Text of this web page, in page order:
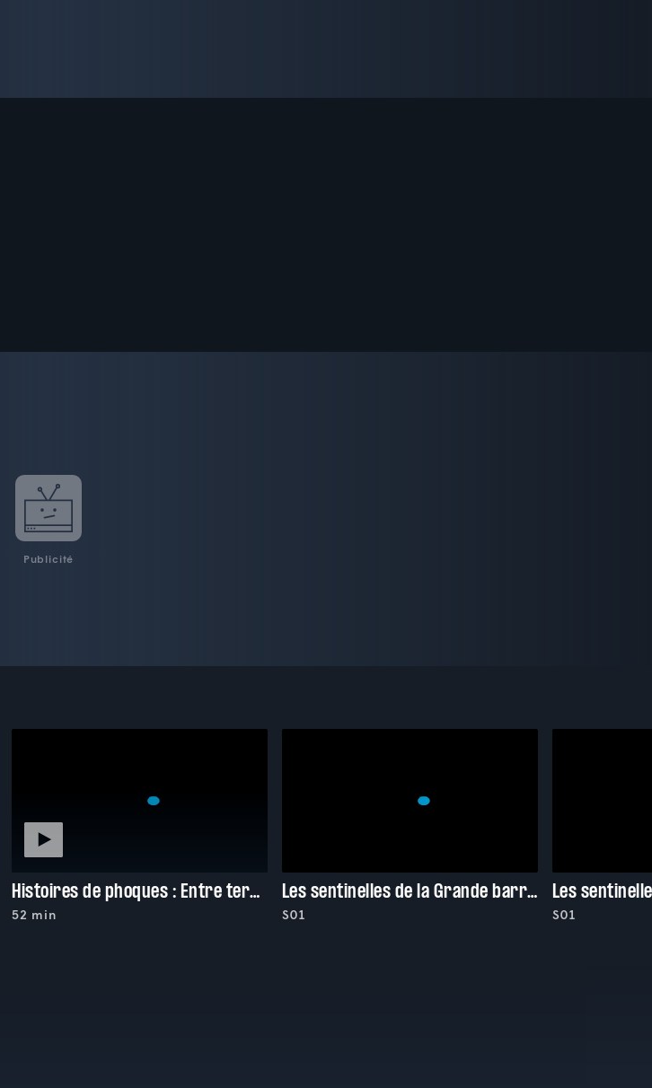
Publicité
Histoires de phoques : Entre terre et mer
52 min
Les sentinelles de la Grande barrière de corail
S01
Les
S01